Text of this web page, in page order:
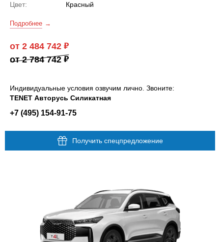
Цвет:
Красный
Подробнее
от 2 484 742
от 2 784 742
Индивидуальные условия озвучим лично. Звоните:
TENET Авторусь Силикатная
+7 (495) 154-91-75
Получить спецпредложение